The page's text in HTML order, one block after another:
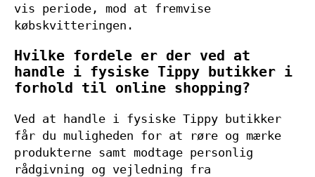
vis periode, mod at fremvise
købskvitteringen.
Hvilke fordele er der ved at
handle i fysiske Tippy butikker i
forhold til online shopping?
Ved at handle i fysiske Tippy butikker
får du muligheden for at røre og mærke
produkterne samt modtage personlig
rådgivning og vejledning fra